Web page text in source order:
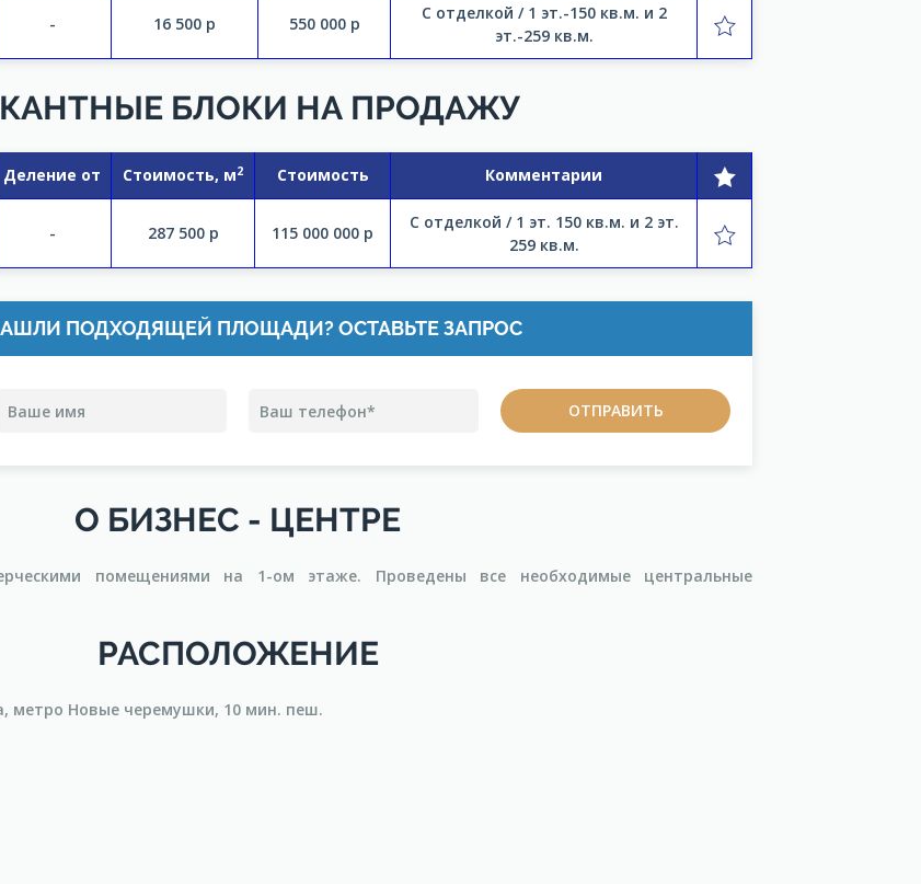
- 16 500 р 550 000р
С отделкой / 1 эт.-150 кв.м. и 2
эт.-259 кв.м.
БЛОКИ НА ПРОДАЖУ
Деление от Стоимость, м2 Стоимость Комментарии
- 287 500р 115 000 000 р
С отделкой / 1 эт. 150 кв.м. и 2 эт.
259 кв.м.
ПОДХОДЯЩЕЙ ПЛОЩАДИ? ОСТАВЬТЕ ЗАПРОС
О БИЗНЕС - ЦЕНТРЕ
помещениями на 1-ом этаже. Проведены все необходимые центральные
РАСПОЛОЖЕНИЕ
метро Новые черемушки, 10 мин. пеш.